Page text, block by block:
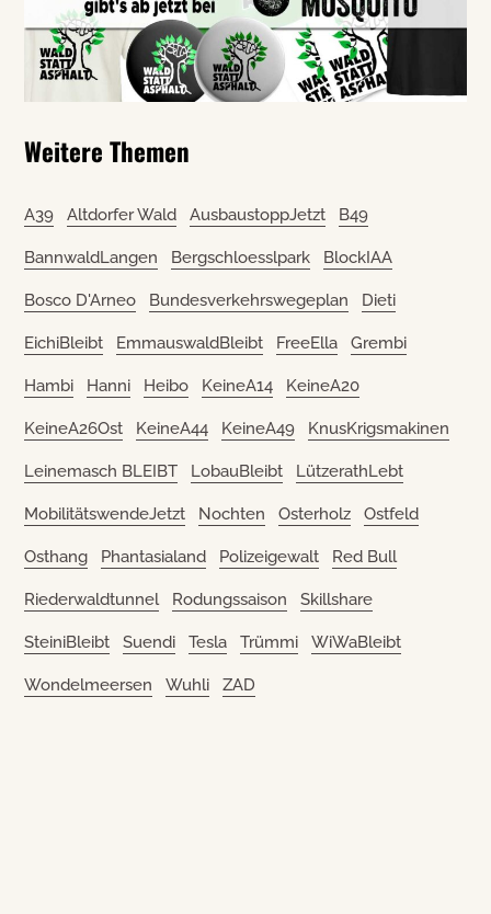
Weitere Themen
A39 Altdorfer Wald AusbaustoppJetzt B49
BannwaldLangen Bergschloesslpark BlockIAA
Bosco D'Arneo Bundesverkehrswegeplan Dieti
EichiBleibt EmmauswaldBleibt FreeElla Grembi
Hambi Hanni Heibo KeineA14 KeineA20
KeineA26Ost KeineA44 KeineA49 KnusKrigsmakinen
Leinemasch BLEIBT LobauBleibt LützerathLebt
MobilitätswendeJetzt Nochten Osterholz Ostfeld
Osthang Phantasialand Polizeigewalt Red Bull
Riederwaldtunnel Rodungssaison Skillshare
SteiniBleibt Suendi Tesla Trümmi WiWaBleibt
Wondelmeersen Wuhli ZAD